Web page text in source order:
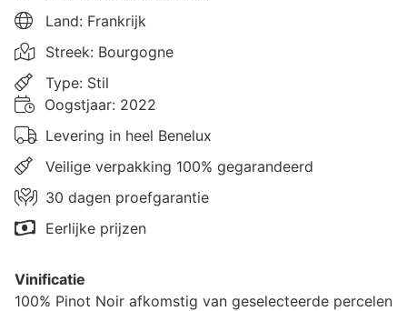
Land: Frankrijk
Streek: Bourgogne
Type: Stil
Oogstjaar: 2022
Levering in heel Benelux
Veilige verpakking 100% gegarandeerd
30 dagen proefgarantie
Eerlijke prijzen
Vinificatie
100% Pinot Noir afkomstig van geselecteerde percelen